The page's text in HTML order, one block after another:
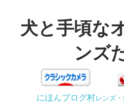
テ犬と手頃な
ンズ
にほんブログ村レンズ